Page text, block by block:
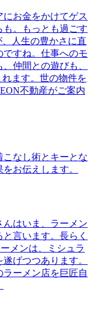
お金をかけてゲス
も。もっとも過ごす
人生の豊かさに直
すね。仕事へのモ
仲間との遊びも、
ます。世の物件を
不動産がご案内
なし術とキーとな
お伝えします。
んはいま、ラーメン
言います。長らく
メンは、ミシュラ
げつつあります。
ーメン店を巨匠自